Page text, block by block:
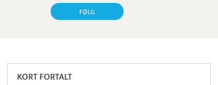
FØLG
KORT FORTALT